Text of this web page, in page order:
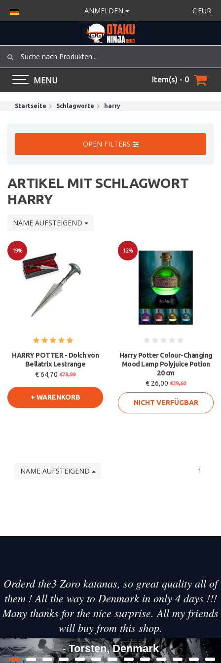
ANMELDEN € EUR
MENU Item(s) - 0
Startseite Schlagworte harry
OPEN FILTERS
ARTIKEL MIT SCHLAGWORT
HARRY
NAME AUFSTEIGEND
19%
HARRY POTTER - Dolch von
Bellatrix Lestrange
€ 64,70 €79,99
+ WARENKORB
12%
Harry Potter Colour-Changing
Mood Lamp Polyjuice Potion
20 cm
€ 26,00 €29,60
NICHT VERFÜGBAR
NAME AUFSTEIGEND 1
Orderd the3 Zoro katanas, so great quality all of
them ! All the way to Denmark in only 4 days !!!
Many thanks for the nice surprise. All my friends
will buy from this shop.
- Torsten, Denmark